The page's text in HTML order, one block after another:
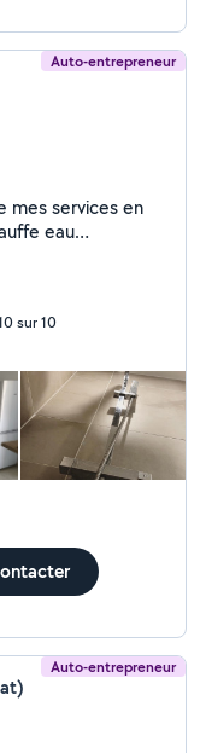
Auto-entrepreneur
10 sur 10
Auto-entrepreneur